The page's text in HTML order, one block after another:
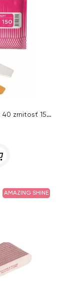
Náhradné pilníky Staleks Pro Expert 40 zrnitosť 150, 30 ks
AMAZING SHINE